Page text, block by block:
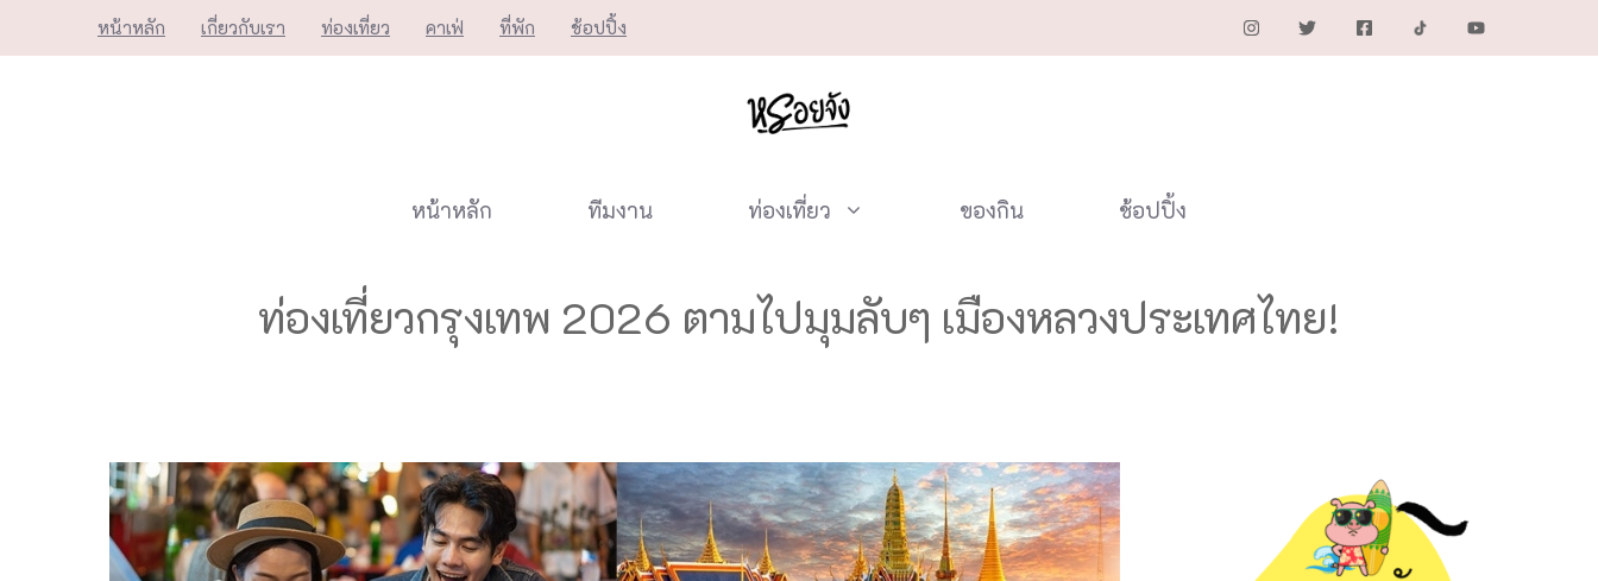
to
หน้าหลัก เกี่ยวกับเรา ท่องเที่ยว คาเฟ่ ที่พัก ช้อปปิ้ง
หน้าหลัก ทีมงาน ท่องเที่ยว ของกิน ช้อปปิ้ง
ท่องเที่ยวกรุงเทพ 2026 ตามไปมุมลับๆ เมืองหลวงประเทศไทย!